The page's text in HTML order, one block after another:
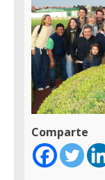
Comparte